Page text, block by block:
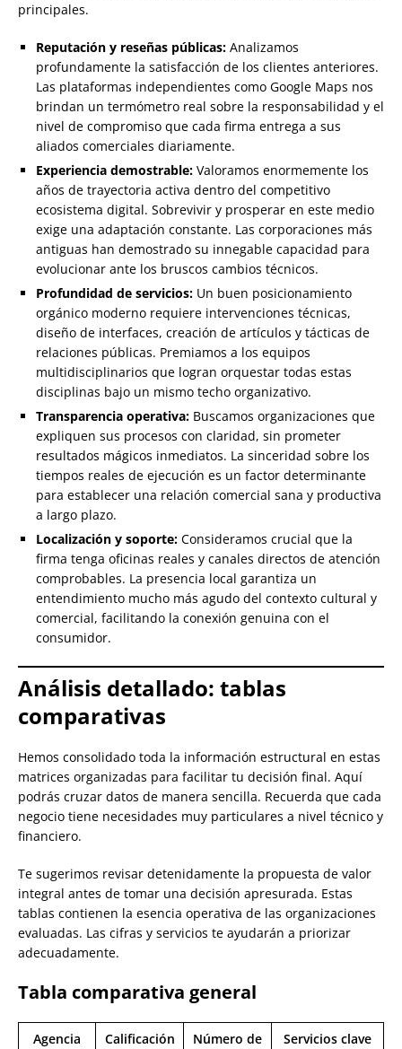
principales.
Reputación y reseñas públicas: Analizamos
profundamente la satisfacción de los clientes anteriores.
Las plataformas independientes como Google Maps nos
brindan un termómetro real sobre la responsabilidad y el
nivel de compromiso que cada firma entrega a sus
aliados comerciales diariamente.
Experiencia demostrable: Valoramos enormemente los
años de trayectoria activa dentro del competitivo
ecosistema digital. Sobrevivir y prosperar en este medio
exige una adaptación constante. Las corporaciones más
antiguas han demostrado su innegable capacidad para
evolucionar ante los bruscos cambios técnicos.
Profundidad de servicios: Un buen posicionamiento
orgánico moderno requiere intervenciones técnicas,
diseño de interfaces, creación de artículos y tácticas de
relaciones públicas. Premiamos a los equipos
multidisciplinarios que logran orquestar todas estas
disciplinas bajo un mismo techo organizativo.
Transparencia operativa: Buscamos organizaciones que
expliquen sus procesos con claridad, sin prometer
resultados mágicos inmediatos. La sinceridad sobre los
tiempos reales de ejecución es un factor determinante
para establecer una relación comercial sana y productiva
a largo plazo.
Localización y soporte: Consideramos crucial que la
firma tenga oficinas reales y canales directos de atención
comprobables. La presencia local garantiza un
entendimiento mucho más agudo del contexto cultural y
comercial, facilitando la conexión genuina con el
consumidor.
Análisis detallado: tablas
comparativas
Hemos consolidado toda la información estructural en estas
matrices organizadas para facilitar tu decisión final. Aquí
podrás cruzar datos de manera sencilla. Recuerda que cada
negocio tiene necesidades muy particulares a nivel técnico y
financiero.
Te sugerimos revisar detenidamente la propuesta de valor
integral antes de tomar una decisión apresurada. Estas
tablas contienen la esencia operativa de las organizaciones
evaluadas. Las cifras y servicios te ayudarán a priorizar
adecuadamente.
Tabla comparativa general
Agencia Calificación Número de Servicios clave